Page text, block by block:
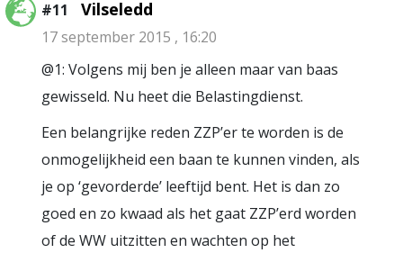
#11 Vilseledd
17 september 2015 , 16:20
@1: Volgens mij ben je alleen maar van baas
gewisseld. Nu heet die Belastingdienst.
Een belangrijke reden ZZP’er te worden is de
onmogelijkheid een baan te kunnen vinden, als
je op ‘gevorderde’ leeftijd bent. Het is dan zo
goed en zo kwaad als het gaat ZZP’erd worden
of de WW uitzitten en wachten op het